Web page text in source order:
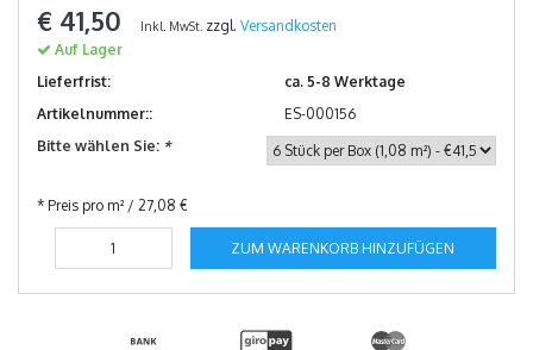
€ 41,50 Inkl. MwSt. zzgl. Versandkosten
Auf Lager
Lieferfrist:
ca. 5-8 Werktage
Artikelnummer::
ES-000156
Bitte wählen Sie: *
* Preis pro m² / 27,08 €
ZUM WARENKORB HINZUFÜGEN